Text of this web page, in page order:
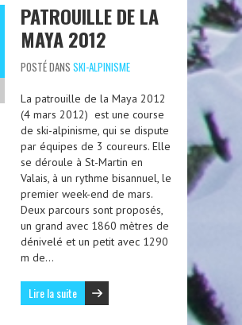
PATROUILLE DE LA
MAYA 2012
POSTÉ DANS SKI-ALPINISME
La patrouille de la Maya 2012
(4 mars 2012) est une course
de ski-alpinisme, qui se dispute
par équipes de 3 coureurs. Elle
se déroule à St-Martin en
Valais, à un rythme bisannuel, le
premier week-end de mars.
Deux parcours sont proposés,
un grand avec 1860 mètres de
dénivelé et un petit avec 1290
m de…
Lire la suite